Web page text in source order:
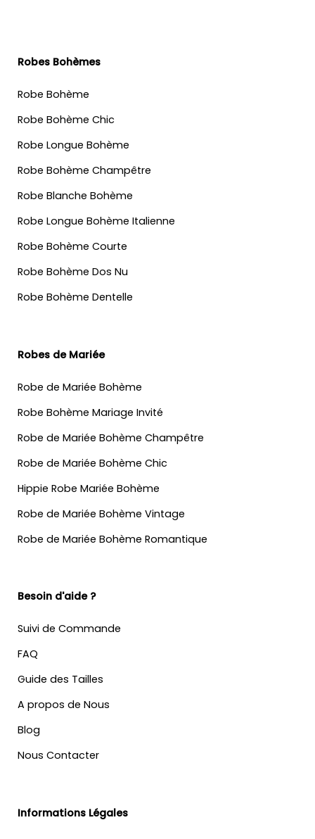
Robes Bohèmes
Robe Bohème
Robe Bohème Chic
Robe Longue Bohème
Robe Bohème Champêtre
Robe Blanche Bohème
Robe Longue Bohème Italienne
Robe Bohème Courte
Robe Bohème Dos Nu
Robe Bohème Dentelle
Robes de Mariée
Robe de Mariée Bohème
Robe Bohème Mariage Invité
Robe de Mariée Bohème Champêtre
Robe de Mariée Bohème Chic
Hippie Robe Mariée Bohème
Robe de Mariée Bohème Vintage
Robe de Mariée Bohème Romantique
Besoin d'aide ?
Suivi de Commande
FAQ
Guide des Tailles
A propos de Nous
Blog
Nous Contacter
Informations Légales